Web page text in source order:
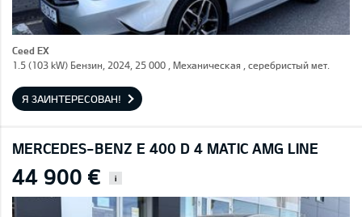
Ceed EX
1.5 (103 kW) Бензин, 2024, 25 000 , Механическая , серебристый мет.
Я ЗАИНТЕРЕСОВАН!
MERCEDES-BENZ E 400 D 4 MATIC AMG LINE
44 900 € i